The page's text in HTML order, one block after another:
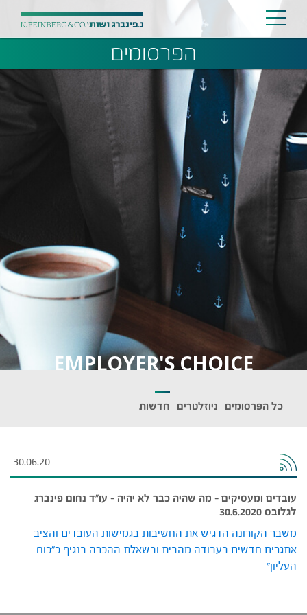
הפרסומים
EMPLOYER'S CHOICE
כל הפרסומים ניוזלטרים חדשות
30.06.20
עובדים ומעסיקים – מה שהיה כבר לא יהיה – עו"ד נחום פינברג
לגלובס 30.6.2020
משבר הקורונה הדגיש את החשיבות בגמישות העובדים והציב
אתגרים חדשים בעבודה מהבית ובשאלת ההכרה בנגיף כ"כוח
העליון"